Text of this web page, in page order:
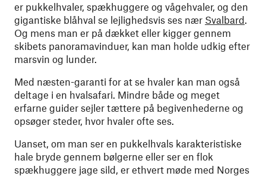
er pukkelhvaler, spækhuggere og vågehvaler, og den
gigantiske blåhval se lejlighedsvis ses nær Svalbard.
Og mens man er på dækket eller kigger gennem
skibets panoramavinduer, kan man holde udkig efter
marsvin og lunder.
Med næsten-garanti for at se hvaler kan man også
deltage i en hvalsafari. Mindre både og meget
erfarne guider sejler tættere på begivenhederne og
opsøger steder, hvor hvaler ofte ses.
Uanset, om man ser en pukkelhvals karakteristiske
hale bryde gennem bølgerne eller ser en flok
spækhuggere jage sild, er ethvert møde med Norges